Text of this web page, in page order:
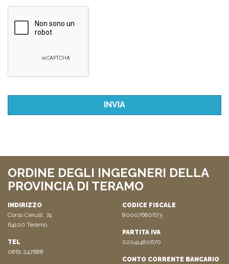
ORDINE DEGLI INGEGNERI DELLA
PROVINCIA DI TERAMO
INDIRIZZO
Corso Cerulli, 74
64100 Teramo
TEL
0861 247688
CODICE FISCALE
80007680673
PARTITA IVA
02041480670
CONTO CORRENTE BANCARIO